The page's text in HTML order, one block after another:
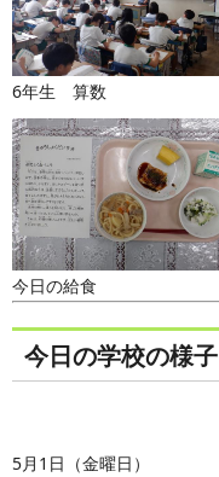
6年生 算数
今日の給食
今日の学校の様子
5月1日（金曜日）